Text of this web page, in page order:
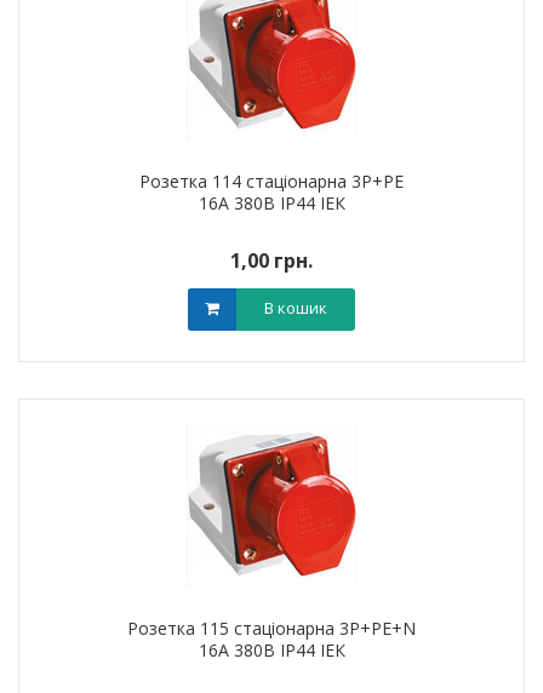
Розетка 114 стаціонарна 3Р+РЕ
16А 380В IP44 ІЕК
1,00 грн.
В кошик
Розетка 115 стаціонарна 3Р+РЕ+N
16А 380В IP44 ІЕК